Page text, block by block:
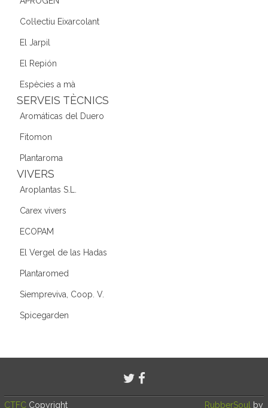
Col·lectiu Eixarcolant
El Jarpil
El Repión
Espècies a mà
SERVEIS TÈCNICS
Aromáticas del Duero
Fitomon
Plantaroma
VIVERS
Aroplantas S.L.
Carex vivers
ECOPAM
El Vergel de las Hadas
Plantaromed
Siempreviva, Coop. V.
Spicegarden
CTFC Copyright RubberSoul by